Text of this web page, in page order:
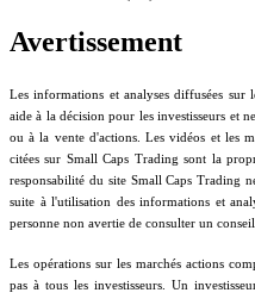
Avertissement
Les informations et analyses diffusées sur
aide à la décision pour les investisseurs et
ou à la vente d'actions. Les vidéos et les
citées sur Small Caps Trading sont la
responsabilité du site Small Caps Trading
suite à l'utilisation des informations et
personne non avertie de consulter un
Les opérations sur les marchés actions
pas à tous les investisseurs. Un